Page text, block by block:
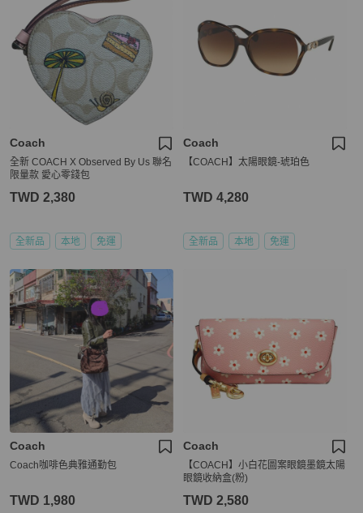
Coach
全新 COACH X Observed By Us 聯名
限量款 愛心零錢包
TWD 2,380
全新品 本地 免運
Coach
【COACH】太陽眼鏡-琥珀色
TWD 4,280
全新品 本地 免運
Coach
Coach咖啡色典雅通勤包
TWD 1,980
Coach
【COACH】小白花圖案眼鏡墨鏡太陽
眼鏡收納盒(粉)
TWD 2,580